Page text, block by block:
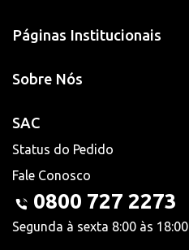
Páginas Institucionais
Sobre Nós
SAC
Status do Pedido
Fale Conosco
0800 727 2273
Segunda à sexta 8:00 às 18:00